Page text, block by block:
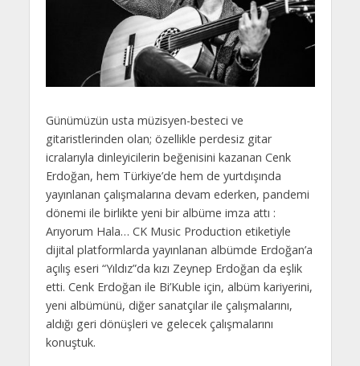
Günümüzün usta müzisyen-besteci ve
gitaristlerinden olan; özellikle perdesiz gitar
icralarıyla dinleyicilerin beğenisini kazanan Cenk
Erdoğan, hem Türkiye’de hem de yurtdışında
yayınlanan çalışmalarına devam ederken, pandemi
dönemi ile birlikte yeni bir albüme imza attı :
Arıyorum Hala… CK Music Production etiketiyle
dijital platformlarda yayınlanan albümde Erdoğan’a
açılış eseri “Yıldız”da kızı Zeynep Erdoğan da eşlik
etti. Cenk Erdoğan ile Bi’Kuble için, albüm kariyerini,
yeni albümünü, diğer sanatçılar ile çalışmalarını,
aldığı geri dönüşleri ve gelecek çalışmalarını
konuştuk.